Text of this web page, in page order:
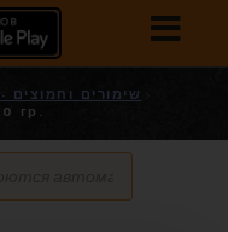
Консервы и Соления - שימורים וחמוצים
гр.